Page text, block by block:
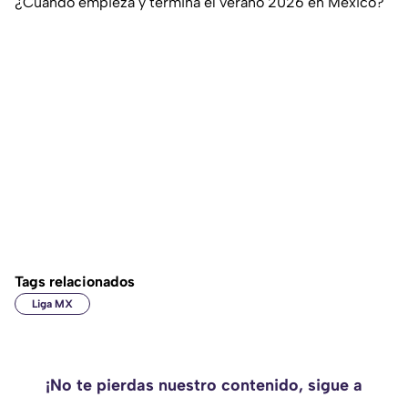
Tags relacionados
Liga MX
¡No te pierdas nuestro contenido, sigue a